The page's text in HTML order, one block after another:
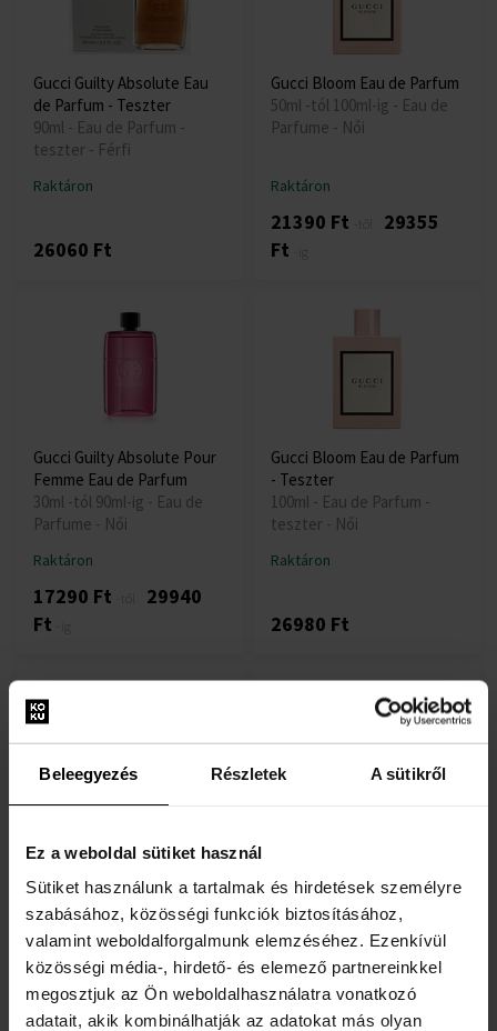
Beleegyezés Részletek A sütikről
Ez a weboldal sütiket használ
Sütiket használunk a tartalmak és hirdetések személyre
szabásához, közösségi funkciók biztosításához,
valamint weboldalforgalmunk elemzéséhez. Ezenkívül
közösségi média-, hirdető- és elemező partnereinkkel
megosztjuk az Ön weboldalhasználatra vonatkozó
adatait, akik kombinálhatják az adatokat más olyan
Gucci Guilty Absolute Eau
de Parfum - Teszter
90ml - Eau de Parfum -
teszter - Férfi
Raktáron
26060 Ft
Gucci Bloom Eau de Parfum
50ml -tól 100ml-ig - Eau de
Parfume - Női
Raktáron
21390 Ft
29355
Ft
Gucci Guilty Absolute Pour
Femme Eau de Parfum
30ml -tól 90ml-ig - Eau de
Parfume - Női
Raktáron
17290 Ft
29940
Ft
Gucci Bloom Eau de Parfum
- Teszter
100ml - Eau de Parfum -
teszter - Női
Raktáron
26980 Ft
Pour Femme Eau de Parfum
30ml -tól 150ml-ig - Eau de
Parfume - Női
Raktáron
19945 Ft-től52440
Ft-ig
Eau de Parfume - Női
Raktáron
3760 Ft-től30560 Ft
ig